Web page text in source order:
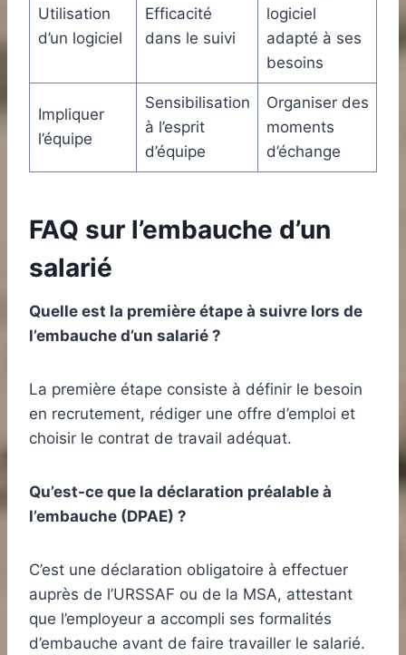
Utilisation
d’un logiciel
Efficacité
dans le suivi
logiciel
adapté à ses
besoins
Impliquer
l’équipe
Sensibilisation
à l’esprit
d’équipe
Organiser des
moments
d’échange
FAQ sur l’embauche d’un
salarié
Quelle est la première étape à suivre lors de
l’embauche d’un salarié ?
La première étape consiste à définir le besoin
en recrutement, rédiger une offre d’emploi et
choisir le contrat de travail adéquat.
Qu’est-ce que la déclaration préalable à
l’embauche (DPAE) ?
C’est une déclaration obligatoire à effectuer
auprès de l’URSSAF ou de la MSA, attestant
que l’employeur a accompli ses formalités
d’embauche avant de faire travailler le salarié.